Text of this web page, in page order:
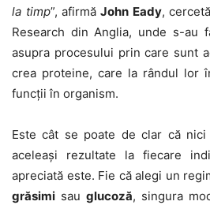
la timp”, afirmă John Eady,
Research din Anglia, unde s-au
asupra procesului prin care sunt
crea proteine, care la rândul lor
funcții în organism.
Este cât se poate de clar că
aceleași rezultate la fiecare
apreciată este. Fie că alegi un
grăsimi sau glucoză, singura